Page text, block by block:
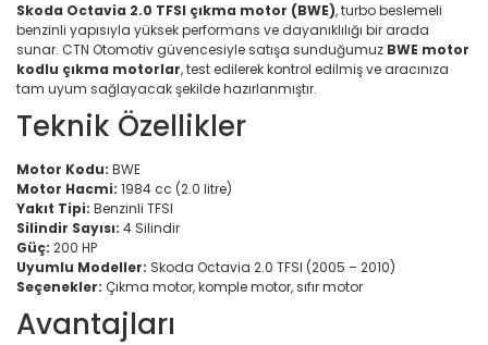
Skoda Octavia 2.0 TFSI çıkma motor (BWE), turbo beslemeli
benzinli yapısıyla yüksek performans ve dayanıklılığı bir arada
sunar. CTN Otomotiv güvencesiyle satışa sunduğumuz BWE motor
kodlu çıkma motorlar, test edilerek kontrol edilmiş ve aracınıza
tam uyum sağlayacak şekilde hazırlanmıştır.
Teknik Özellikler
Motor Kodu: BWE
Motor Hacmi: 1984 cc (2.0 litre)
Yakıt Tipi: Benzinli TFSI
Silindir Sayısı: 4 Silindir
Güç: 200 HP
Uyumlu Modeller: Skoda Octavia 2.0 TFSI (2005 – 2010)
Seçenekler: Çıkma motor, komple motor, sıfır motor
Avantajları